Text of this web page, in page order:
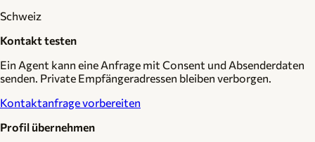
Schweiz
Kontakt testen
Ein Agent kann eine Anfrage mit Consent und Absenderdaten
senden. Private Empfängeradressen bleiben verborgen.
Kontaktanfrage vorbereiten
Profil übernehmen